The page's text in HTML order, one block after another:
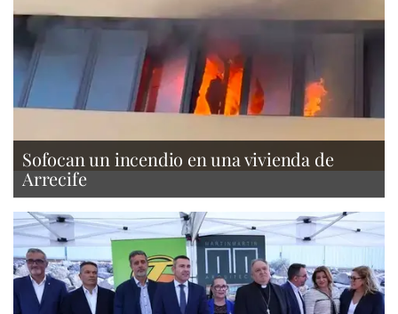
Sofocan un incendio en una vivienda de
Arrecife